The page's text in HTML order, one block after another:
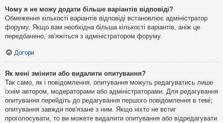
Чому я не можу додати більше варіантів відповіді?
Обмеження кількості варіантів відповіді встановлює адміністратор
форуму. Якщо вам необхідна більша кількості варіантів, аніж це
передбачено, зв'яжіться з адміністратором форуму.
Догори
Як мені змінити або видалити опитування?
Так само, як і повідомлення, опитування можуть редагуватись лише
їхнім автором, модераторами або адміністраторами. Для редагування
опитування перейдіть до редагування першого повідомлення в темі;
опитування завжди пов'язане з ним. Якщо ніхто не встиг
проголосувати, то ви можете видалити опитування або відредагувати